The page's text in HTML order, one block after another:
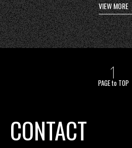
VIEW MORE
PAGE to TOP
CONTACT